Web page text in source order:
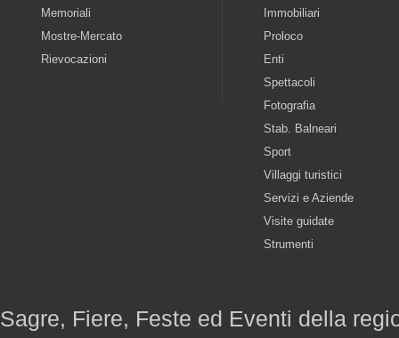
Memoriali
Mostre-Mercato
Rievocazioni
Immobiliari
Proloco
Enti
Spettacoli
Fotografia
Stab. Balneari
Sport
Villaggi turistici
Servizi e Aziende
Visite guidate
Strumenti
Sagre, Fiere, Feste ed Eventi della